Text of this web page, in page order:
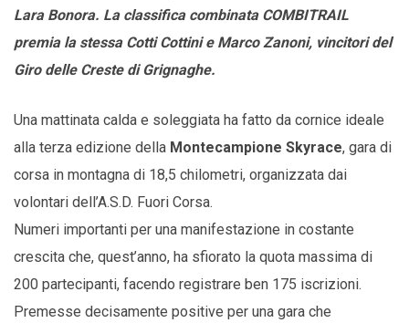
Lara Bonora. La classifica combinata COMBITRAIL
premia la stessa Cotti Cottini e Marco Zanoni, vincitori del
Giro delle Creste di Grignaghe.
Una mattinata calda e soleggiata ha fatto da cornice ideale
alla terza edizione della Montecampione Skyrace, gara di
corsa in montagna di 18,5 chilometri, organizzata dai
volontari dell’A.S.D. Fuori Corsa.
Numeri importanti per una manifestazione in costante
crescita che, quest’anno, ha sfiorato la quota massima di
200 partecipanti, facendo registrare ben 175 iscrizioni.
Premesse decisamente positive per una gara che